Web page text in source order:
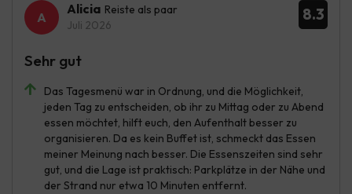
8.3
Alicia Reiste als paar
Juli 2026
Das Tagesmenü war in Ordnung, und die Möglichkeit,
jeden Tag zu entscheiden, ob ihr zu Mittag oder zu Abend
essen möchtet, hilft euch, den Aufenthalt besser zu
organisieren. Da es kein Buffet ist, schmeckt das Essen
meiner Meinung nach besser. Die Essenszeiten sind sehr
gut, und die Lage ist praktisch: Parkplätze in der Nähe und
der Strand nur etwa 10 Minuten entfernt.
Sehr gut